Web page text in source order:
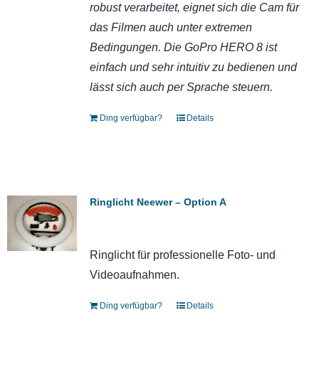
robust verarbeitet, eignet sich die Cam für
das Filmen auch unter extremen
Bedingungen. Die GoPro HERO 8 ist
einfach und sehr intuitiv zu bedienen und
lässt sich auch per Sprache steuern.
Ding verfügbar? Details
Ringlicht Neewer – Option A
Ringlicht für professionelle Foto- und
Videoaufnahmen.
Ding verfügbar? Details